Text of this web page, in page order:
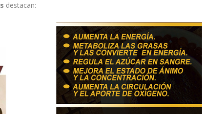
destacan: